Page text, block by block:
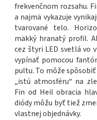
frekvenčnom rozsahu.
a najmä vykazuje
tvarované telo.
mäkký hranatý profil.
cez štyri LED svetlá vo
vypínať pomocou
pultu. To môže
„istú atmosféru“ na
Fin od Heil obracia
diódy môžu byť tiež
vlastnej objednávky.